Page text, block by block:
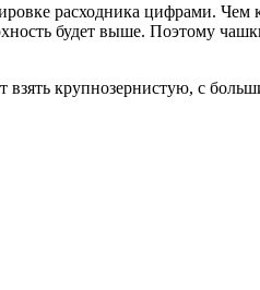
расходника цифрами. Чем
будет выше. Поэтому
взять крупнозернистую, с